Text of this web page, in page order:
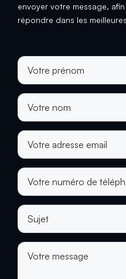
envoyer votre message,
répondre dans les